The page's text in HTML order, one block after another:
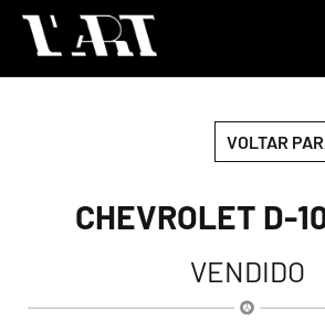
VOLTAR
CHEVROLET D-
VENDIDO